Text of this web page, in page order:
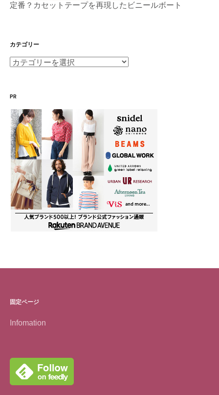
定番？カセットテープを再現したビニールボート
カテゴリー
カ
リ
ー
PR
固定ページ
Infomation